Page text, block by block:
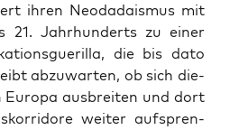
ihren Neo­da­da­is­mus mit
21. Jahr­hun­derts zu einer
die bis dato
abzu­war­ten, ob sich die­
Euro­pa aus­brei­ten und dort
wei­ter auf­spren­